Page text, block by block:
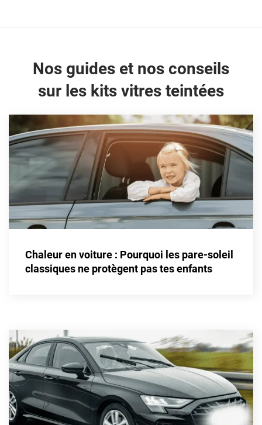
Nos guides et nos conseils
sur les kits vitres teintées
Chaleur en voiture : Pourquoi les pare-soleil
classiques ne protègent pas tes enfants